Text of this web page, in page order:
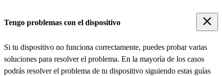
Tengo problemas con el dispositivo
Si tu dispositivo no funciona correctamente, puedes probar varias
soluciones para resolver el problema. En la mayoría de los casos
podrás resolver el problema de tu dispositivo siguiendo estas guías